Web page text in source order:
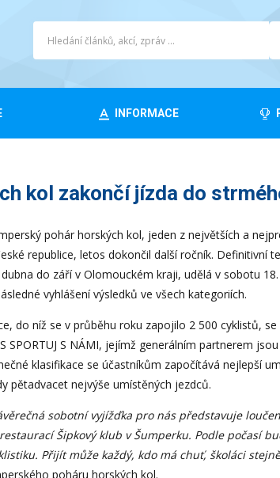
INFORMACE
kol zakončí jízda do
pohár horských kol, jeden z největších a
republice, letos dokončil další ročník. Definitivní
do září v Olomouckém kraji, udělá v sobotu
vyhlášení výsledků ve všech kategoriích.
do níž se v průběhu roku zapojilo 2 500 cyklistů,
SPORTUJ S NÁMI, jejímž generálním partnerem
klasifikace se účastníkům započítává nejlepší
pětadvacet nejvýše umístěných jezdců.
sobotní vyjížďka pro nás představuje
Šipkový klub v Šumperku. Podle počasí
Přijít může každý, kdo má chuť, školáci
poháru horských kol.